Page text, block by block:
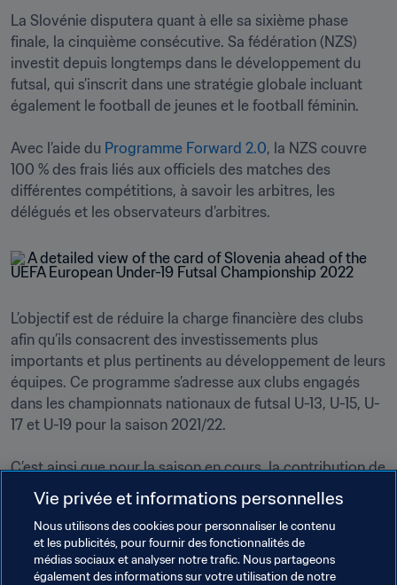
La Slovénie disputera quant à elle sa sixième phase
finale, la cinquième consécutive. Sa fédération (NZS)
investit depuis longtemps dans le développement du
futsal, qui s’inscrit dans une stratégie globale incluant
également le football de jeunes et le football féminin.
Avec l’aide du Programme Forward 2.0, la NZS couvre
100 % des frais liés aux officiels des matches des
différentes compétitions, à savoir les arbitres, les
délégués et les observateurs d’arbitres.
L’objectif est de réduire la charge financière des clubs
afin qu’ils consacrent des investissements plus
importants et plus pertinents au développement de leurs
équipes. Ce programme s’adresse aux clubs engagés
dans les championnats nationaux de futsal U-13, U-15, U-
17 et U-19 pour la saison 2021/22.
C’est ainsi que pour la saison en cours, la contribution de
la FIFA qui a été approuvée en faveur du futsal slovène
avoisine les 85 000 dollars. C’est la quatrième fois que
ce projet est financé par l’intermédiaire du programme
Forward de la FIFA, pour un total de 962 492 dollars si
l’on comptabilise également les contributions destinées
Vie privée et informations personnelles
Nous utilisons des cookies pour personnaliser le contenu
et les publicités, pour fournir des fonctionnalités de
médias sociaux et analyser notre trafic. Nous partageons
également des informations sur votre utilisation de notre